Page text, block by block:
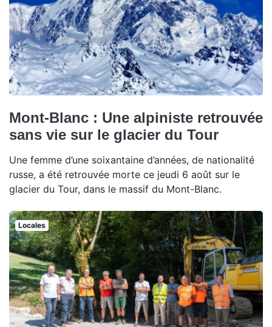
Mont-Blanc : Une alpiniste retrouvée
sans vie sur le glacier du Tour
Une femme d’une soixantaine d’années, de nationalité
russe, a été retrouvée morte ce jeudi 6 août sur le
glacier du Tour, dans le massif du Mont-Blanc.
Locales